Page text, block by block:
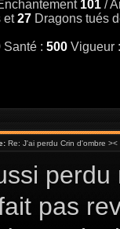
101 /
et27 Dragons tués
Santé : 500 Vigueur
Re: J'ai perdu Crin d'ombre ><
pas